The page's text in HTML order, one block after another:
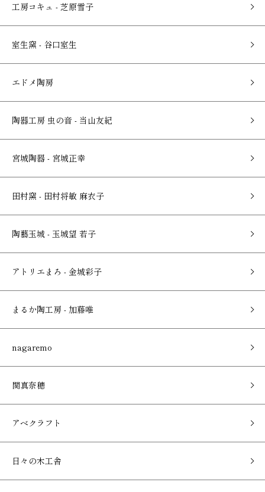
工房コキュ - 芝原雪子
室生窯 - 谷口室生
エドメ陶房
陶器工房 虫の音 - 当山友紀
宮城陶器 - 宮城正幸
田村窯 - 田村将敏 麻衣子
陶藝玉城 - 玉城望 若子
アトリエまろ - 金城彩子
まるか陶工房 - 加藤唯
nagaremo
関真奈穂
アベクラフト
日々の木工舎